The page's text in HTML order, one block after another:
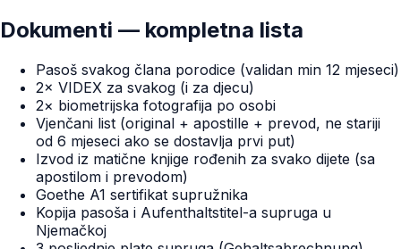
Dokumenti — kompletna lista
Pasoš svakog člana porodice (validan min 12 mjeseci)
2× VIDEX za svakog (i za djecu)
2× biometrijska fotografija po osobi
Vjenčani list (original + apostille + prevod, ne stariji
od 6 mjeseci ako se dostavlja prvi put)
Izvod iz matične knjige rođenih za svako dijete (sa
apostilom i prevodom)
Goethe A1 sertifikat supružnika
Kopija pasoša i Aufenthaltstitel-a supruga u
Njemačkoj